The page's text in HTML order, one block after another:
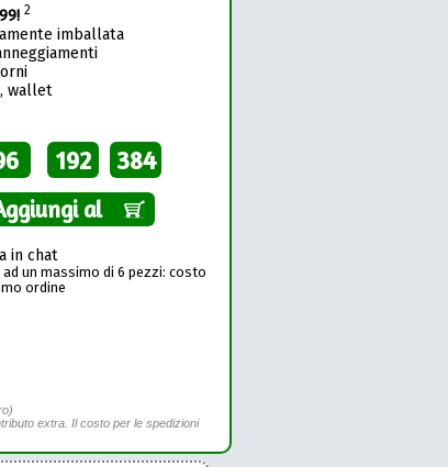
2
imballata
wallet
192 384
al
in chat
un massimo di 6 pezzi: costo
ordine
extra. Il costo per le spedizioni